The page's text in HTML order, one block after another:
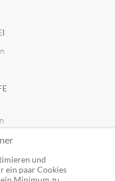
und
ein paar Cookies